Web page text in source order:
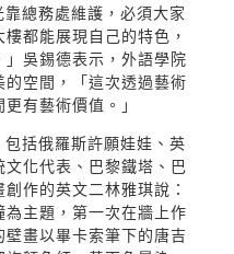
總務處維護，必須大家
都能展現自己的特色，
吳錫德表示，外語學院
空間，「這次透過藝術
有藝術價值。」
括俄羅斯許願娃娃、英
化代表、巴黎鐵塔、巴
作的英文二林雅琪說：
為主題，第一次在牆上作
畫以畢卡索筆下的唐吉